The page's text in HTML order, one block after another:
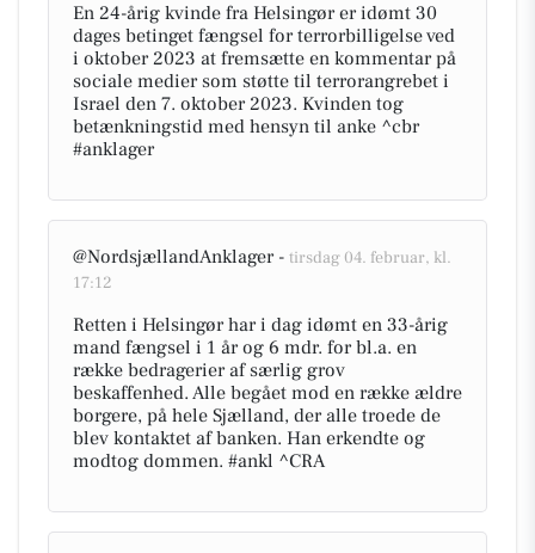
En 24-årig kvinde fra Helsingør er idømt 30
dages betinget fængsel for terrorbilligelse ved
i oktober 2023 at fremsætte en kommentar på
sociale medier som støtte til terrorangrebet i
Israel den 7. oktober 2023. Kvinden tog
betænkningstid med hensyn til anke ^cbr
#anklager
@NordsjællandAnklager - tirsdag 04. februar, kl.
17:12
Retten i Helsingør har i dag idømt en 33-årig
mand fængsel i 1 år og 6 mdr. for bl.a. en
række bedragerier af særlig grov
beskaffenhed. Alle begået mod en række ældre
borgere, på hele Sjælland, der alle troede de
blev kontaktet af banken. Han erkendte og
modtog dommen. #ankl ^CRA